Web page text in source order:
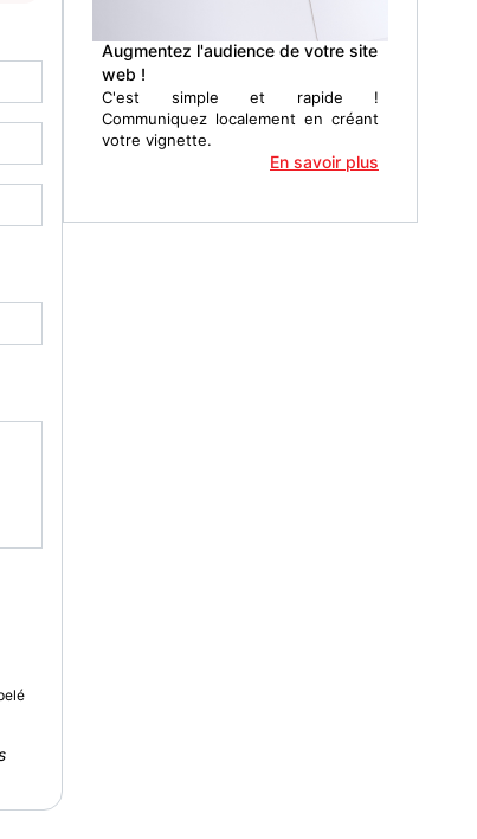
Augmentez l'audience de votre site
web !
C'est simple et rapide !
Communiquez localement en créant
votre vignette.
En savoir plus